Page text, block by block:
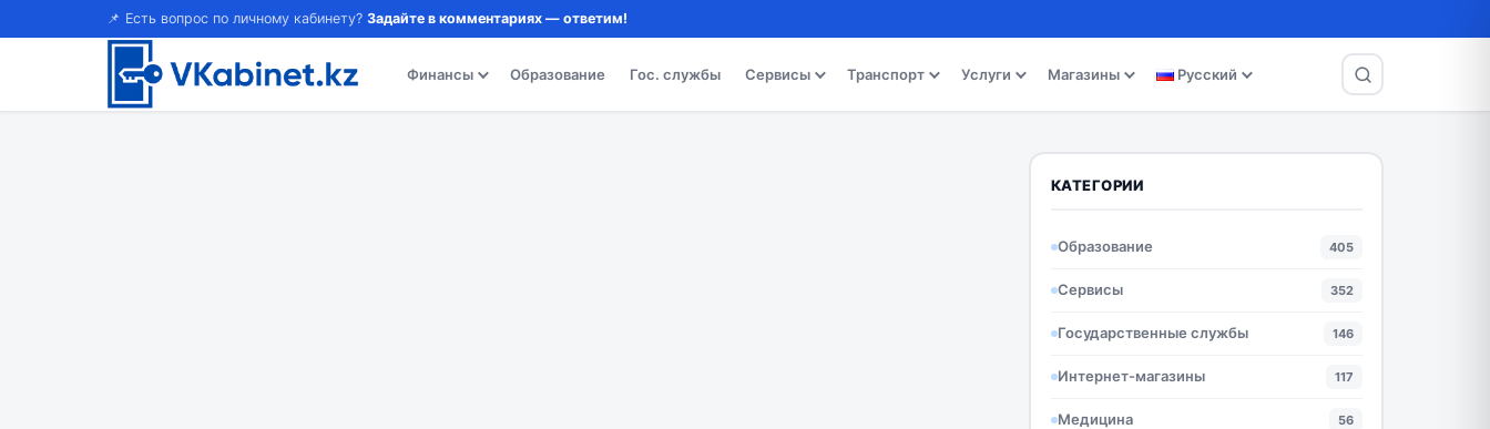
📌 Есть вопрос по личному кабинету? Задайте в комментариях — ответим!
Финансы Образование Гос. службы Сервисы Транспорт Услуги Магазины Русский
КАТЕГОРИИ
Образование 405
Сервисы 352
Государственные службы 146
Интернет-магазины 117
Медицина 56